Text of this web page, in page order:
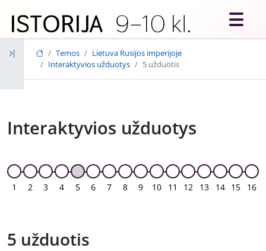
Temos
Lietuva Rusijos imperijoje
Interaktyvios užduotys
5 užduotis
Interaktyvios užduotys
1 2 3 4 5 6 7 8 9 10 11 12 13 14 15 16
5 užduotis